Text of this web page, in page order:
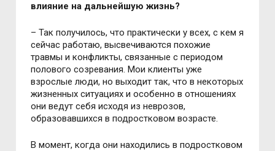
влияние на дальнейшую жизнь?
– Так получилось, что практически у всех, с кем я
сейчас работаю, высвечиваются похожие
травмы и конфликты, связанные с периодом
полового созревания. Мои клиенты уже
взрослые люди, но выходит так, что в некоторых
жизненных ситуациях и особенно в отношениях
они ведут себя исходя из неврозов,
образовавшихся в подростковом возрасте.
В момент, когда они находились в подростковом